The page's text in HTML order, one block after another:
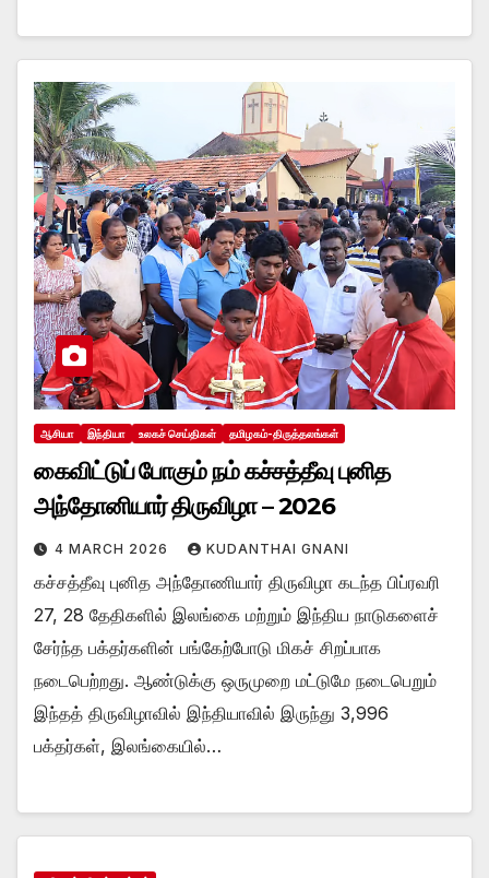
ஆசியா இந்தியா உலகச் செய்திகள் தமிழகம்-திருத்தலங்கள்
கைவிட்டுப் போகும் நம் கச்சத்தீவு புனித
அந்தோனியார் திருவிழா – 2026
4 MARCH 2026 KUDANTHAI GNANI
கச்சத்தீவு புனித அந்தோணியார் திருவிழா கடந்த பிப்ரவரி
27, 28 தேதிகளில் இலங்கை மற்றும் இந்திய நாடுகளைச்
சேர்ந்த பக்தர்களின் பங்கேற்போடு மிகச் சிறப்பாக
நடைபெற்றது. ஆண்டுக்கு ஒருமுறை மட்டுமே நடைபெறும்
இந்தத் திருவிழாவில் இந்தியாவில் இருந்து 3,996
பக்தர்கள், இலங்கையில்…